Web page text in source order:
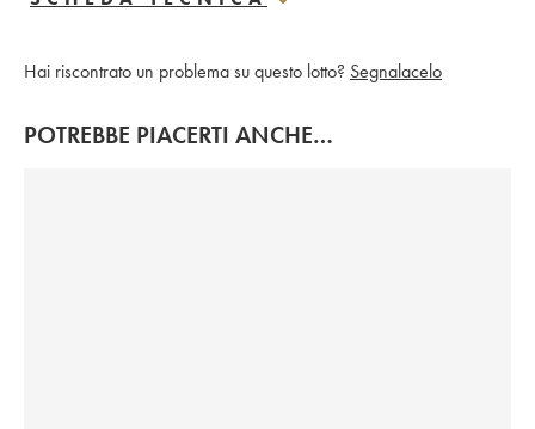
Hai riscontrato un problema su questo lotto? Segnalacelo
POTREBBE PIACERTI ANCHE…